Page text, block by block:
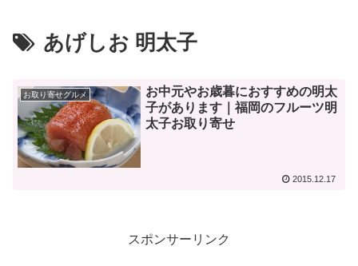
あげしお 明太子
お取り寄せグルメ
お中元やお歳暮におすすめの明太
子があります｜福岡のフルーツ明
太子お取り寄せ
2015.12.17
スポンサーリンク